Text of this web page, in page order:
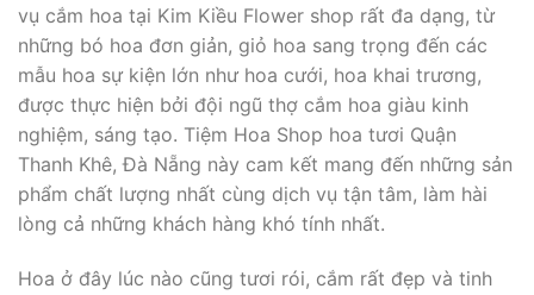
vụ cắm hoa tại Kim Kiều Flower shop rất đa dạng, từ
những bó hoa đơn giản, giỏ hoa sang trọng đến các
mẫu hoa sự kiện lớn như hoa cưới, hoa khai trương,
được thực hiện bởi đội ngũ thợ cắm hoa giàu kinh
nghiệm, sáng tạo. Tiệm Hoa Shop hoa tươi Quận
Thanh Khê, Đà Nẵng này cam kết mang đến những sản
phẩm chất lượng nhất cùng dịch vụ tận tâm, làm hài
lòng cả những khách hàng khó tính nhất.
Hoa ở đây lúc nào cũng tươi rói, cắm rất đẹp và tinh